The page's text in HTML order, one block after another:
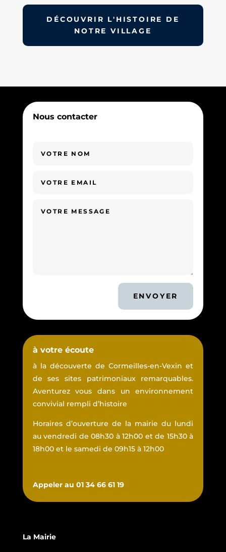
DÉCOUVRIR L'HISTOIRE DE
NOTRE VILLAGE
Nous contacter
ENVOYER
à votre écoute
à la découverte de Cormeilles-en-Vexin et
de ses sites patrimoniaux remarquables.
Aventurez vous dans un environnement
convivial rempli d’histoire
Horaires d’ouverture de la mairie du lundi
au vendredi de 08h30 à 12h00 et de 15h30 à
18h00 et le samedi de 09h15 à 12h00
Appeler au 01 34 66 61 19
La Mairie